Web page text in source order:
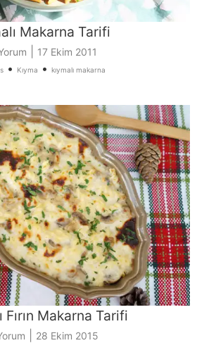
Makarna Tarifi
17 Ekim 2011
• Kıyma • kıymalı makarna
Fırın Makarna Tarifi
28 Ekim 2015